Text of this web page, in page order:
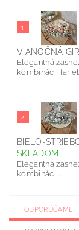
1.
VIANOČNÁ
Elegantná
kombinácií
2.
BIELO-
SKLADOM
Elegantná
kombinácii...
ODPORÚČAME